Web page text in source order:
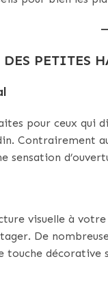
PETITES
pour ceux qui
Contrairement
sensation
visuelle à
De
touche décorative